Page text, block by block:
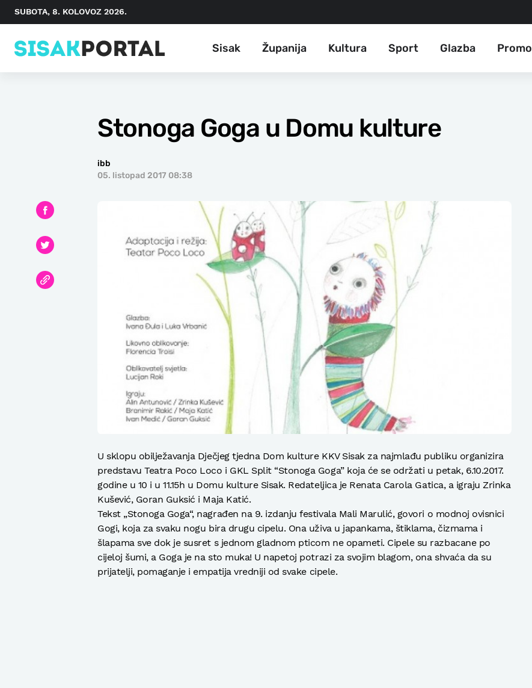
SUBOTA, 8. KOLOVOZ 2026.
Sisak Županija Kultura Sport Glazba Promo
Stonoga Goga u Domu kulture
ibb
05. listopad 2017 08:38
U sklopu obilježavanja Dječjeg tjedna Dom kulture KKV Sisak za najmlađu publiku organizira
predstavu Teatra Poco Loco i GKL Split “Stonoga Goga” koja će se održati u petak, 6.10.2017.
godine u 10 i u 11.15h u Domu kulture Sisak. Redateljica je Renata Carola Gatica, a igraju Zrinka
Kušević, Goran Guksić i Maja Katić.
Tekst „Stonoga Goga“, nagrađen na 9. izdanju festivala Mali Marulić, govori o modnoj ovisnici
Gogi, koja za svaku nogu bira drugu cipelu. Ona uživa u japankama, štiklama, čizmama i
šlapama sve dok je susret s jednom gladnom pticom ne opameti. Cipele su razbacane po
cijeloj šumi, a Goga je na sto muka! U napetoj potrazi za svojim blagom, ona shvaća da su
prijatelji, pomaganje i empatija vredniji od svake cipele.